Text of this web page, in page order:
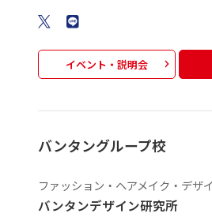
イベント・説明会
バンタングループ校
ファッション・ヘアメイク・デザ
バンタンデザイン研究所